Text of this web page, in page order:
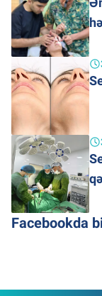
Facebookda